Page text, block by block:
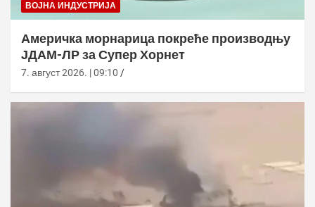
ВОЈНА ИНДУСТРИЈА
Америчка морнарица покреће производњу
ЈДАМ-ЛР за Супер Хорнет
7. август 2026. | 09:10